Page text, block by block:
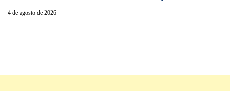
4 de agosto de 2026